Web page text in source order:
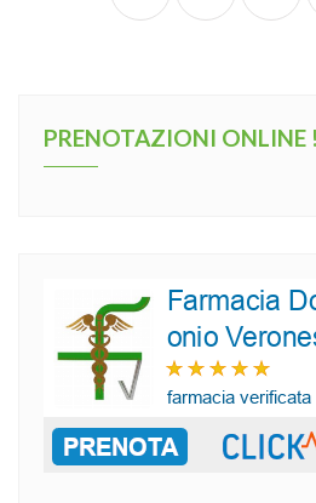
PRENOTAZIONI ONLINE